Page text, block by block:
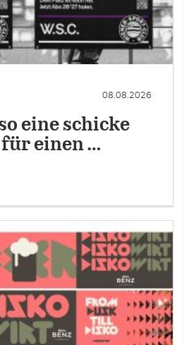
08.08.2026
eine schicke
einen …